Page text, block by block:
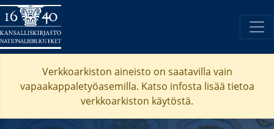
Verkkoarkiston aineisto on saatavilla vain
vapaakappaletyöasemilla. Katso infosta lisää tietoa
verkkoarkiston käytöstä.